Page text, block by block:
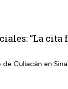
“La cita
Culiacán en